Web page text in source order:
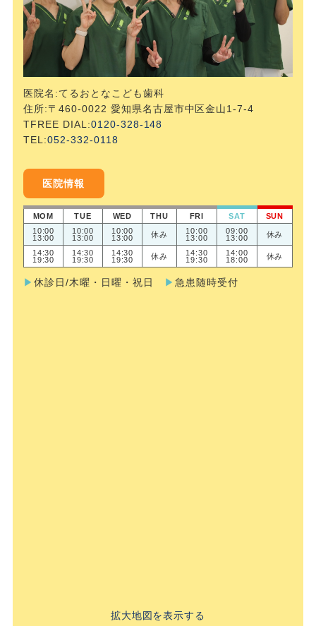
医院名:てるおとなこども歯科
住所:〒460-0022 愛知県名古屋市中区金山1-7-4
TFREE DIAL:0120-328-148
TEL:052-332-0118
医院情報
MOM TUE WED THU FRI SAT
SUN
10:00
13:00
10:00
13:00
10:00
13:00
休み
10:00
13:00
09:00
13:00
休み
14:30
19:30
14:30
19:30
14:30
19:30
休み
14:30
19:30
14:00
18:00
休み
▶︎ 休診日/木曜・日曜・祝日 ▶︎ 急患随時受付
拡大地図を表示する